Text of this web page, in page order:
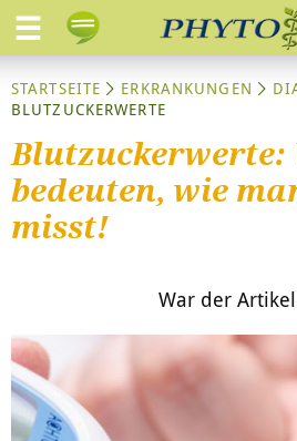
STARTSEITE ERKRANKUNGEN
BLUTZUCKERWERTE
Blutzuckerwerte:
bedeuten, wie
misst!
War der